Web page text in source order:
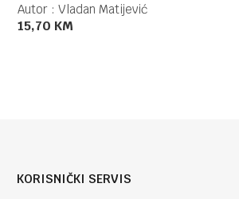
Autor : Vladan Matijević
15,70 KM
KORISNIČKI SERVIS